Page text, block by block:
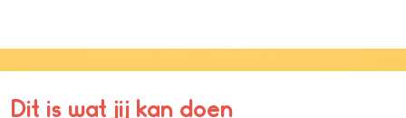
Dit is wat jij kan doen